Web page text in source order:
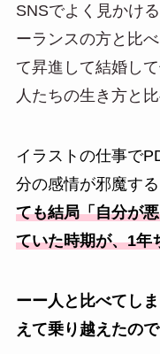
SNSでよく見かけ
ーランスの方と比
て昇進して結婚し
人たちの生き方と
イラストの仕事で
分の感情が邪魔す
ても結局「自分が
ていた時期が、1年
ーー人と比べてし
えて乗り越えたので